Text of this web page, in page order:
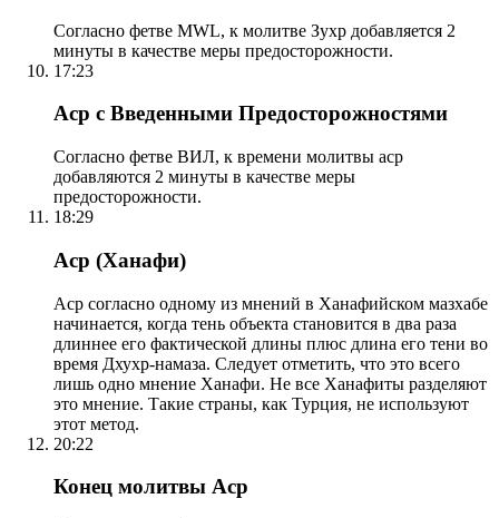
Согласно фетве MWL, к молитве Зухр добавляется 2
минуты в качестве меры предосторожности.
17:23
Аср с Введенными Предосторожностями
Согласно фетве ВИЛ, к времени молитвы аср
добавляются 2 минуты в качестве меры
предосторожности.
18:29
Аср (Ханафи)
Аср согласно одному из мнений в Ханафийском мазхабе
начинается, когда тень объекта становится в два раза
длиннее его фактической длины плюс длина его тени во
время Дхухр-намаза. Следует отметить, что это всего
лишь одно мнение Ханафи. Не все Ханафиты разделяют
это мнение. Такие страны, как Турция, не используют
этот метод.
20:22
Конец молитвы Аср